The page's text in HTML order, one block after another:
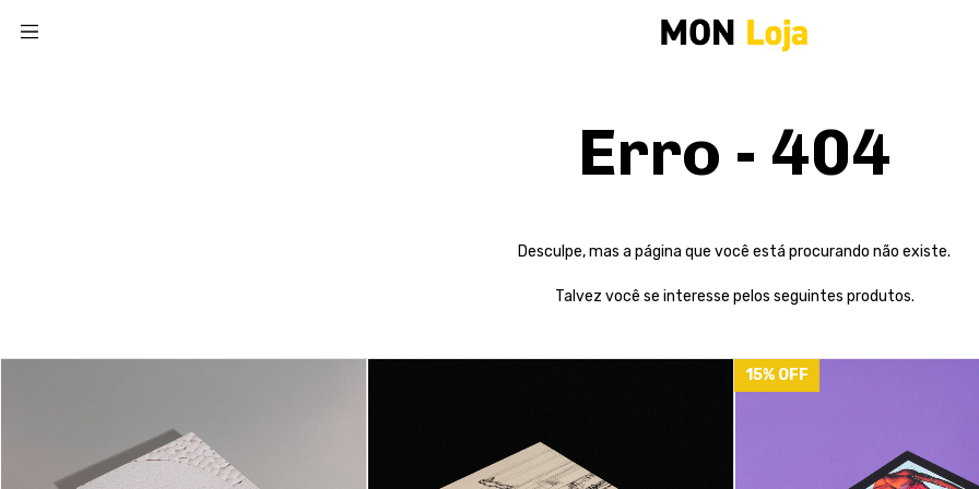
Erro - 404
Desculpe, mas a página que você está procurando não existe.
Talvez você se interesse pelos seguintes produtos.
15% OFF